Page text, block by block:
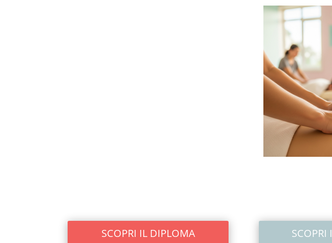
SCOPRI IL DIPLOMA
SCOPRI